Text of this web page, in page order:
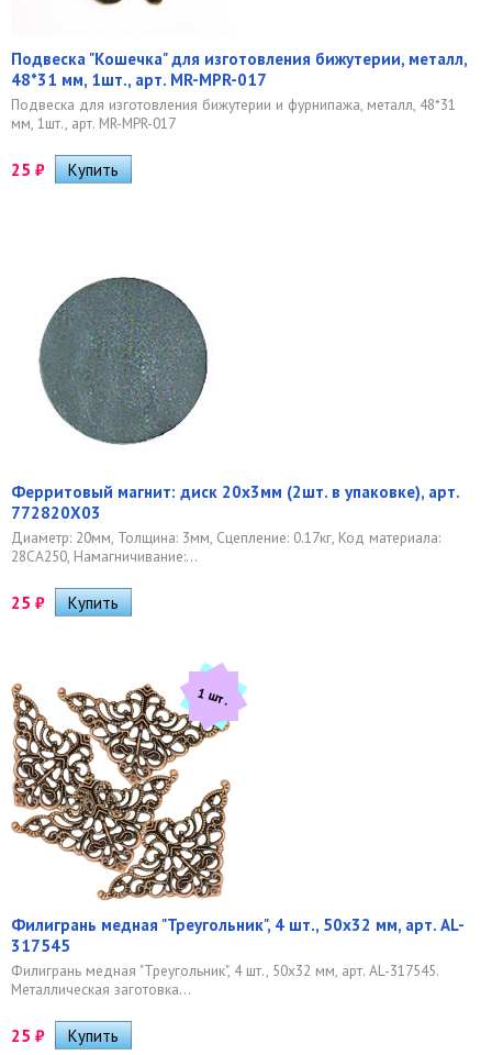
Подвеска "Кошечка" для изготовления бижутерии, металл,
48*31 мм, 1шт., арт. MR-MPR-017
Подвеска для изготовления бижутерии и фурнипажа, металл, 48*31
мм, 1шт., арт. MR-MPR-017
25 ₽
Ферритовый магнит: диск 20х3мм (2шт. в упаковке), арт.
772820Х03
Диаметр: 20мм, Толщина: 3мм, Сцепление: 0.17кг, Код материала:
28CA250, Намагничивание:...
25 ₽
1 шт.
Филигрань медная "Треугольник", 4 шт., 50x32 мм, арт. AL-
317545
Филигрань медная "Треугольник", 4 шт., 50x32 мм, арт. AL-317545.
Металлическая заготовка...
25 ₽